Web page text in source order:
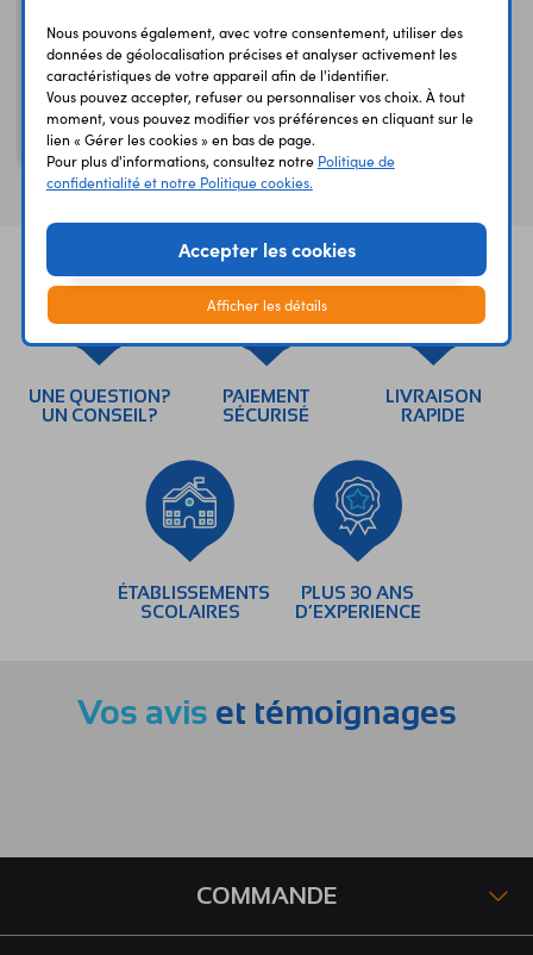
Diode zéner 1N5352B
15 V - 5 W
UNE QUESTION?
UN CONSEIL?
PAIEMENT
SÉCURISÉ
LIVRAISON
RAPIDE
ÉTABLISSEMENTS
SCOLAIRES
PLUS 30 ANS
D’EXPERIENCE
Vos avis et témoignages
COMMANDE
Nous pouvons également, avec votre consentement, utiliser des
données de géolocalisation précises et analyser activement les
caractéristiques de votre appareil afin de l'identifier.
Vous pouvez accepter, refuser ou personnaliser vos choix. À tout
moment, vous pouvez modifier vos préférences en cliquant sur le
lien « Gérer les cookies » en bas de page.
Pour plus d'informations, consultez notre Politique de
confidentialité et notre Politique cookies.
Accepter les cookies
Afficher les détails